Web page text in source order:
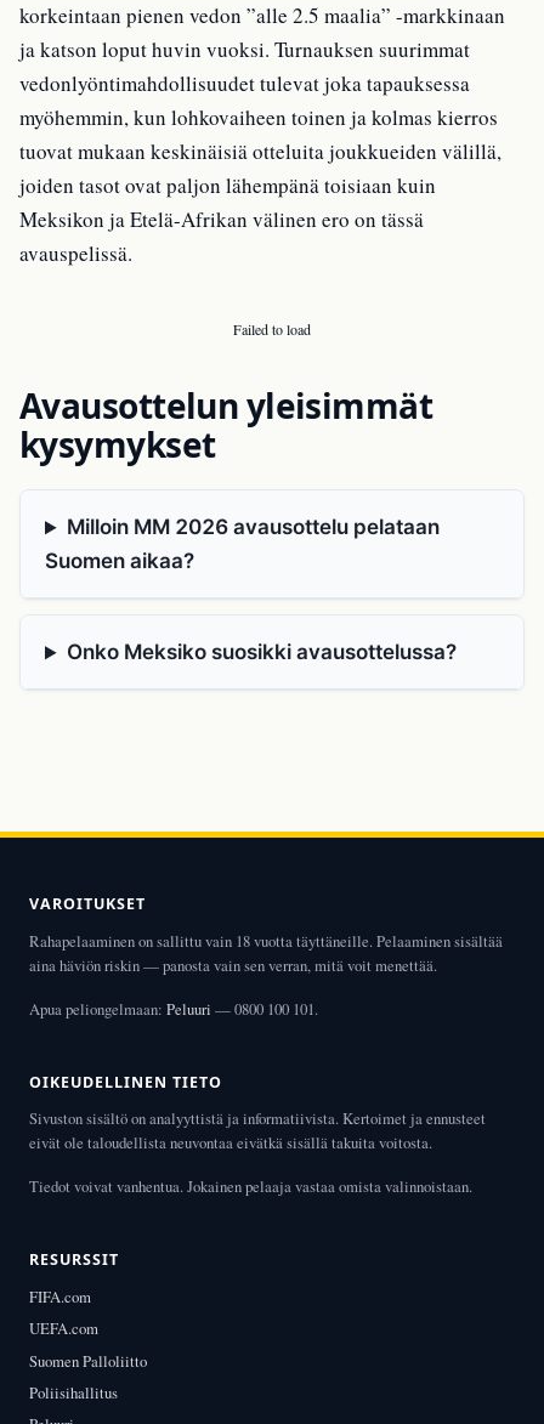
korkeintaan pienen vedon ”alle 2.5 maalia” -markkinaan
ja katson loput huvin vuoksi. Turnauksen suurimmat
vedonlyöntimahdollisuudet tulevat joka tapauksessa
myöhemmin, kun lohkovaiheen toinen ja kolmas kierros
tuovat mukaan keskinäisiä otteluita joukkueiden välillä,
joiden tasot ovat paljon lähempänä toisiaan kuin
Meksikon ja Etelä-Afrikan välinen ero on tässä
avauspelissä.
Failed to load
Avausottelun yleisimmät
kysymykset
Milloin MM 2026 avausottelu pelataan
Suomen aikaa?
Onko Meksiko suosikki avausottelussa?
VAROITUKSET
Rahapelaaminen on sallittu vain 18 vuotta täyttäneille. Pelaaminen sisältää
aina häviön riskin — panosta vain sen verran, mitä voit menettää.
Apua peliongelmaan: Peluuri — 0800 100 101.
OIKEUDELLINEN TIETO
Sivuston sisältö on analyyttistä ja informatiivista. Kertoimet ja ennusteet
eivät ole taloudellista neuvontaa eivätkä sisällä takuita voitosta.
Tiedot voivat vanhentua. Jokainen pelaaja vastaa omista valinnoistaan.
RESURSSIT
FIFA.com
UEFA.com
Suomen Palloliitto
Poliisihallitus